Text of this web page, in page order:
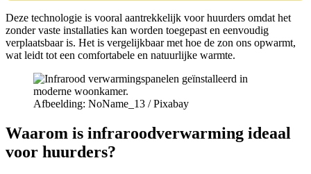
Deze technologie is vooral aantrekkelijk voor huurders omdat het
zonder vaste installaties kan worden toegepast en eenvoudig
verplaatsbaar is. Het is vergelijkbaar met hoe de zon ons opwarmt,
wat leidt tot een comfortabele en natuurlijke warmte.
Afbeelding: NoName_13 / Pixabay
Waarom is infraroodverwarming ideaal
voor huurders?